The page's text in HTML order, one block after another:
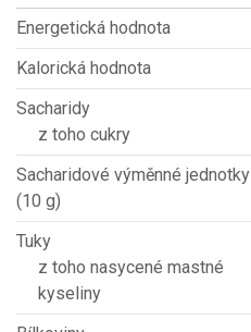
Energetická hodnota
Kalorická hodnota
Sacharidy
z toho cukry
Sacharidové výměnné jednotky
(10 g)
Tuky
z toho nasycené mastné
kyseliny